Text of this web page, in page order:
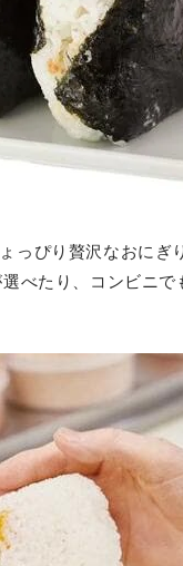
っぴり贅沢なおにぎ
べたり、コンビニ